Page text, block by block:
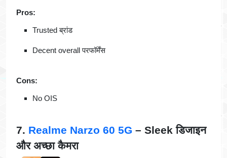
Pros:
Trusted ब्रांड
Decent overall परफॉर्मेंस
Cons:
No OIS
7. Realme Narzo 60 5G – Sleek डिजाइन
और अच्छा कैमरा